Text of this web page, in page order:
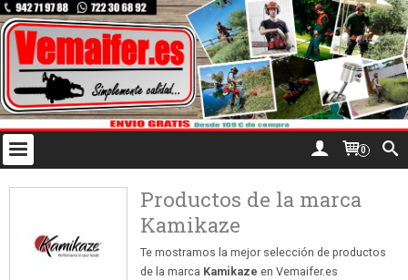
0
Productos de la marca
Kamikaze
Te mostramos la mejor selección de productos
de la marca Kamikaze en Vemaifer.es